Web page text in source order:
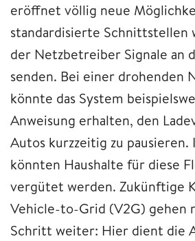
eröffnet völlig neue
standardisierte Schnittstellen
der Netzbetreiber Signale an
senden. Bei einer drohenden
könnte das System
Anweisung erhalten, den
Autos kurzzeitig zu pausieren.
könnten Haushalte für diese
vergütet werden. Zukünftige
Vehicle-to-Grid (V2G) gehen
Schritt weiter: Hier dient die